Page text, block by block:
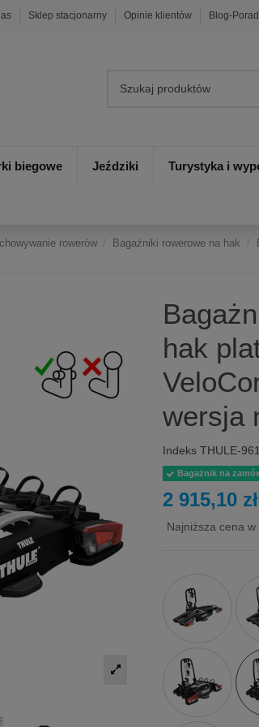
Sklep stacjonarny Opinie klientów Blog-
biegowe Jeździki Turystyka i
rowerów Bagażniki rowerowe na hak
hak
wersja
Indeks THULE-
Bagażnik na
2 915,10 zł
Najniższa cena